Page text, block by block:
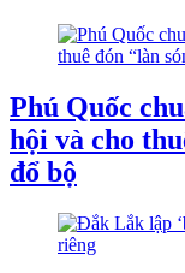
Phú Quốc
hội và cho
đổ bộ